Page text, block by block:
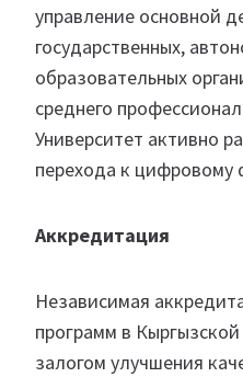
управление основной
государственных,
образовательных
среднего
Университет активно
перехода к цифровому
Аккредитация
Независимая
программ в
залогом улучшения